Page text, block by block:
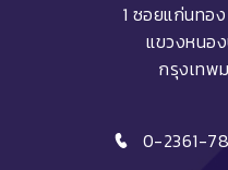
1 ซอยแก่นทอ
แขวงหนอ
กรุงเทพ
0-2361-